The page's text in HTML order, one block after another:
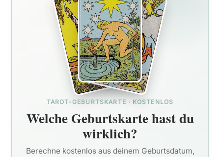
TAROT-GEBURTSKARTE · KOSTENLOS
Welche Geburtskarte hast du
wirklich?
Berechne kostenlos aus deinem Geburtsdatum,